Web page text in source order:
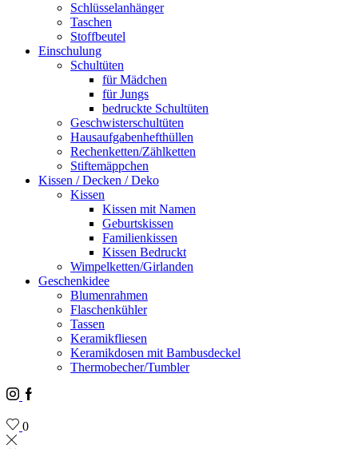
Schlüsselanhänger
Taschen
Stoffbeutel
Einschulung
Schultüten
für Mädchen
für Jungs
bedruckte Schultüten
Geschwisterschultüten
Hausaufgabenhefthüllen
Rechenketten/Zählketten
Stiftemäppchen
Kissen / Decken / Deko
Kissen
Kissen mit Namen
Geburtskissen
Familienkissen
Kissen Bedruckt
Wimpelketten/Girlanden
Geschenkidee
Blumenrahmen
Flaschenkühler
Tassen
Keramikfliesen
Keramikdosen mit Bambusdeckel
Thermobecher/Tumbler
Instagram
Facebook
0